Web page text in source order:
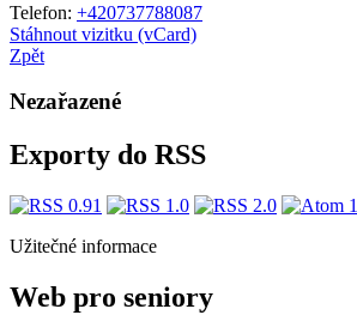
Telefon: +420737788087
Stáhnout vizitku (vCard)
Zpět
Nezařazené
Exporty do RSS
Užitečné informace
Web pro seniory